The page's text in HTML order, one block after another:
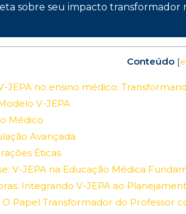
sobre seu impacto transformador
Conteúdo [
JEPA no ensino médico:
V-JEPA
Médico
Avançada
Éticas
V-JEPA na Educação Médica
Integrando V-JEPA ao
O Papel Transformador do Professor